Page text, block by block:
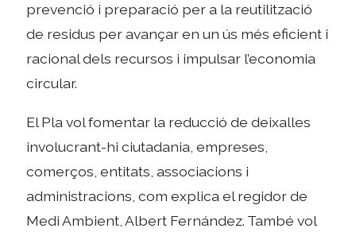
prevenció i preparació per a la reutilització
de residus per avançar en un ús més eficient i
racional dels recursos i impulsar l’economia
circular.
El Pla vol fomentar la reducció de deixalles
involucrant-hi ciutadania, empreses,
comerços, entitats, associacions i
administracions, com explica el regidor de
Medi Ambient, Albert Fernández. També vol